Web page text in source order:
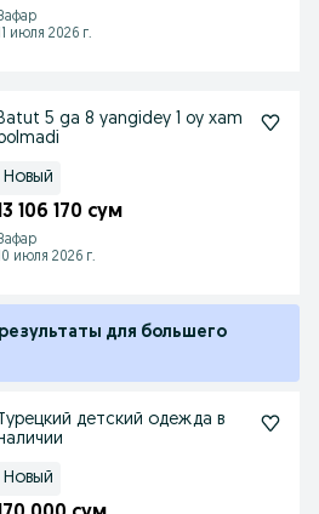
июля 2026 г.
5 ga 8 yangidey 1 oy xam
Новый
106 170 сум
июля 2026 г.
для большего
Турецкий детский одежда в
Новый